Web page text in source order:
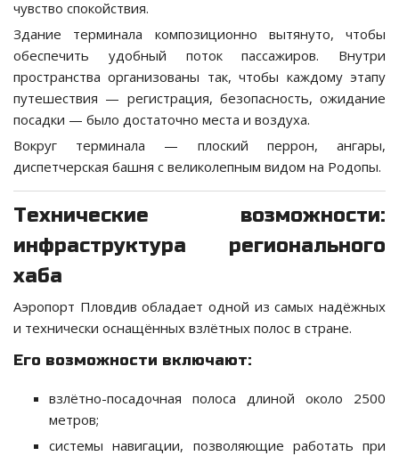
чувство спокойствия.
Здание терминала композиционно вытянуто, чтобы
обеспечить удобный поток пассажиров. Внутри
пространства организованы так, чтобы каждому этапу
путешествия — регистрация, безопасность, ожидание
посадки — было достаточно места и воздуха.
Вокруг терминала — плоский перрон, ангары,
диспетчерская башня с великолепным видом на Родопы.
Технические возможности:
инфраструктура регионального
хаба
Аэропорт Пловдив обладает одной из самых надёжных
и технически оснащённых взлётных полос в стране.
Его возможности включают:
взлётно-посадочная полоса длиной около 2500
метров;
системы навигации, позволяющие работать при